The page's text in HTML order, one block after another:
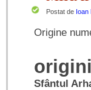
Postat de Ioan
Origine
origini
Sfântul